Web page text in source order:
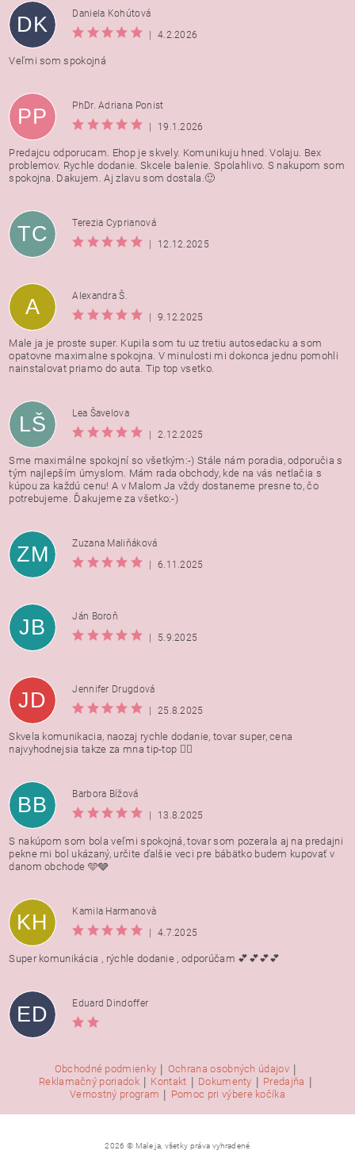
DK
Daniela Kohútová
|
4.2.2026
Veľmi som spokojná
PP
PhDr. Adriana Ponist
|
19.1.2026
Predajcu odporucam. Ehop je skvely. Komunikuju hned. Volaju. Bex
problemov. Rychle dodanie. Skcele balenie. Spolahlivo. S nakupom som
spokojna. Dakujem. Aj zlavu som dostala.🙂
TC
Terezia Cyprianová
|
12.12.2025
A
Alexandra Š.
|
9.12.2025
Male ja je proste super. Kupila som tu uz tretiu autosedacku a som
opatovne maximalne spokojna. V minulosti mi dokonca jednu pomohli
nainstalovat priamo do auta. Tip top vsetko.
LŠ
Lea Šavelova
|
2.12.2025
Sme maximálne spokojní so všetkým:-) Stále nám poradia, odporučia s
tým najlepším úmyslom. Mám rada obchody, kde na vás netlačia s
kúpou za každú cenu! A v Malom Ja vždy dostaneme presne to, čo
potrebujeme. Ďakujeme za všetko:-)
ZM
Zuzana Maliňáková
|
6.11.2025
JB
Ján Boroň
|
5.9.2025
JD
Jennifer Drugdová
|
25.8.2025
Skvela komunikacia, naozaj rychle dodanie, tovar super, cena
najvyhodnejsia takze za mna tip-top 👍🏻
BB
Barbora Bížová
|
13.8.2025
S nakúpom som bola veľmi spokojná, tovar som pozerala aj na predajni
pekne mi bol ukázaný, určite ďalšie veci pre bábätko budem kupovať v
danom obchode 🩵🩶
KH
Kamila Harmanovà
|
4.7.2025
Super komunikácia , rýchle dodanie , odporúčam 💕💕💕💕
ED Eduard Dindoffer
Obchodné podmienky | Ochrana osobných údajov |
Reklamačný poriadok | Kontakt | Dokumenty | Predajňa |
Vernostný program | Pomoc pri výbere kočíka
2026 © Male ja, všetky práva vyhradené